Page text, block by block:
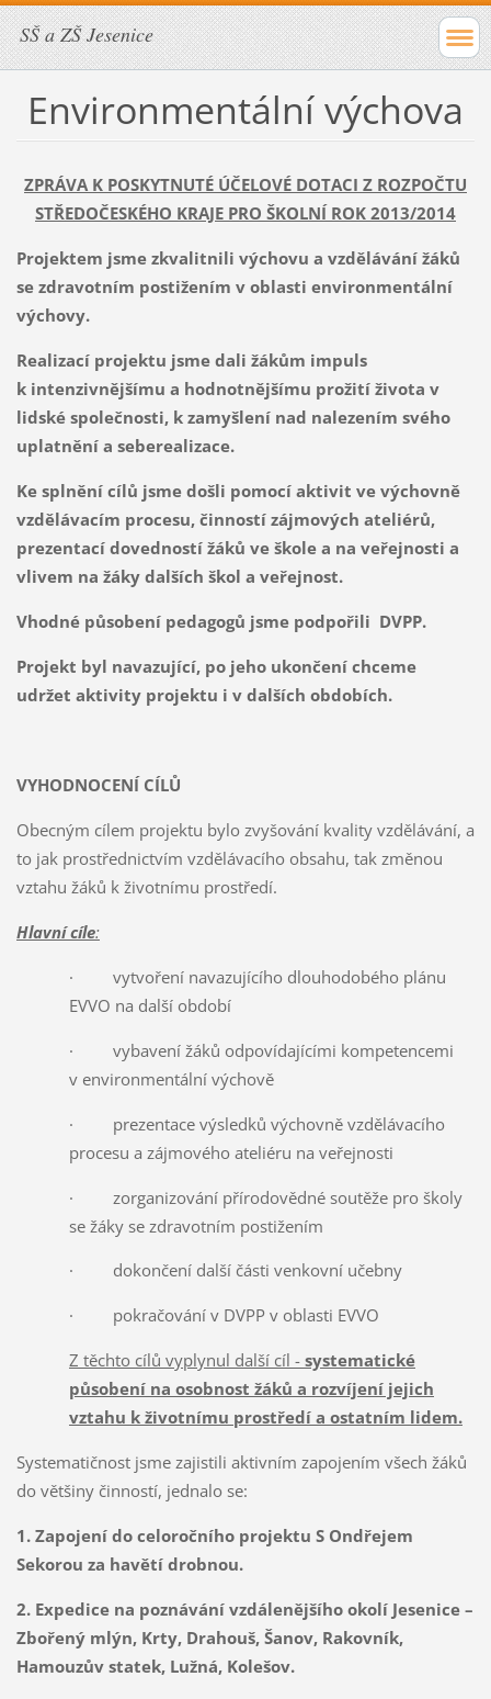
SŠ a ZŠ Jesenice
Environmentální výchova
ZPRÁVA K POSKYTNUTÉ ÚČELOVÉ DOTACI Z ROZPOČTU
STŘEDOČESKÉHO KRAJE PRO ŠKOLNÍ ROK 2013/2014
Projektem jsme zkvalitnili výchovu a vzdělávání žáků
se zdravotním postižením v oblasti environmentální
výchovy.
Realizací projektu jsme dali žákům impuls
k intenzivnějšímu a hodnotnějšímu prožití života v
lidské společnosti, k zamyšlení nad nalezením svého
uplatnění a seberealizace.
Ke splnění cílů jsme došli pomocí aktivit ve výchovně
vzdělávacím procesu, činností zájmových ateliérů,
prezentací dovedností žáků ve škole a na veřejnosti a
vlivem na žáky dalších škol a veřejnost.
Vhodné působení pedagogů jsme podpořili DVPP.
Projekt byl navazující, po jeho ukončení chceme
udržet aktivity projektu i v dalších obdobích.
VYHODNOCENÍ CÍLŮ
Obecným cílem projektu bylo zvyšování kvality vzdělávání, a
to jak prostřednictvím vzdělávacího obsahu, tak změnou
vztahu žáků k životnímu prostředí.
Hlavní cíle:
· vytvoření navazujícího dlouhodobého plánu
EVVO na další období
· vybavení žáků odpovídajícími kompetencemi
v environmentální výchově
· prezentace výsledků výchovně vzdělávacího
procesu a zájmového ateliéru na veřejnosti
· zorganizování přírodovědné soutěže pro školy
se žáky se zdravotním postižením
· dokončení další části venkovní učebny
· pokračování v DVPP v oblasti EVVO
Z těchto cílů vyplynul další cíl - systematické
působení na osobnost žáků a rozvíjení jejich
vztahu k životnímu prostředí a ostatním lidem.
Systematičnost jsme zajistili aktivním zapojením všech žáků
do většiny činností, jednalo se:
1. Zapojení do celoročního projektu S Ondřejem
Sekorou za havětí drobnou.
2. Expedice na poznávání vzdálenějšího okolí Jesenice –
Zbořený mlýn, Krty, Drahouš, Šanov, Rakovník,
Hamouzův statek, Lužná, Kolešov.